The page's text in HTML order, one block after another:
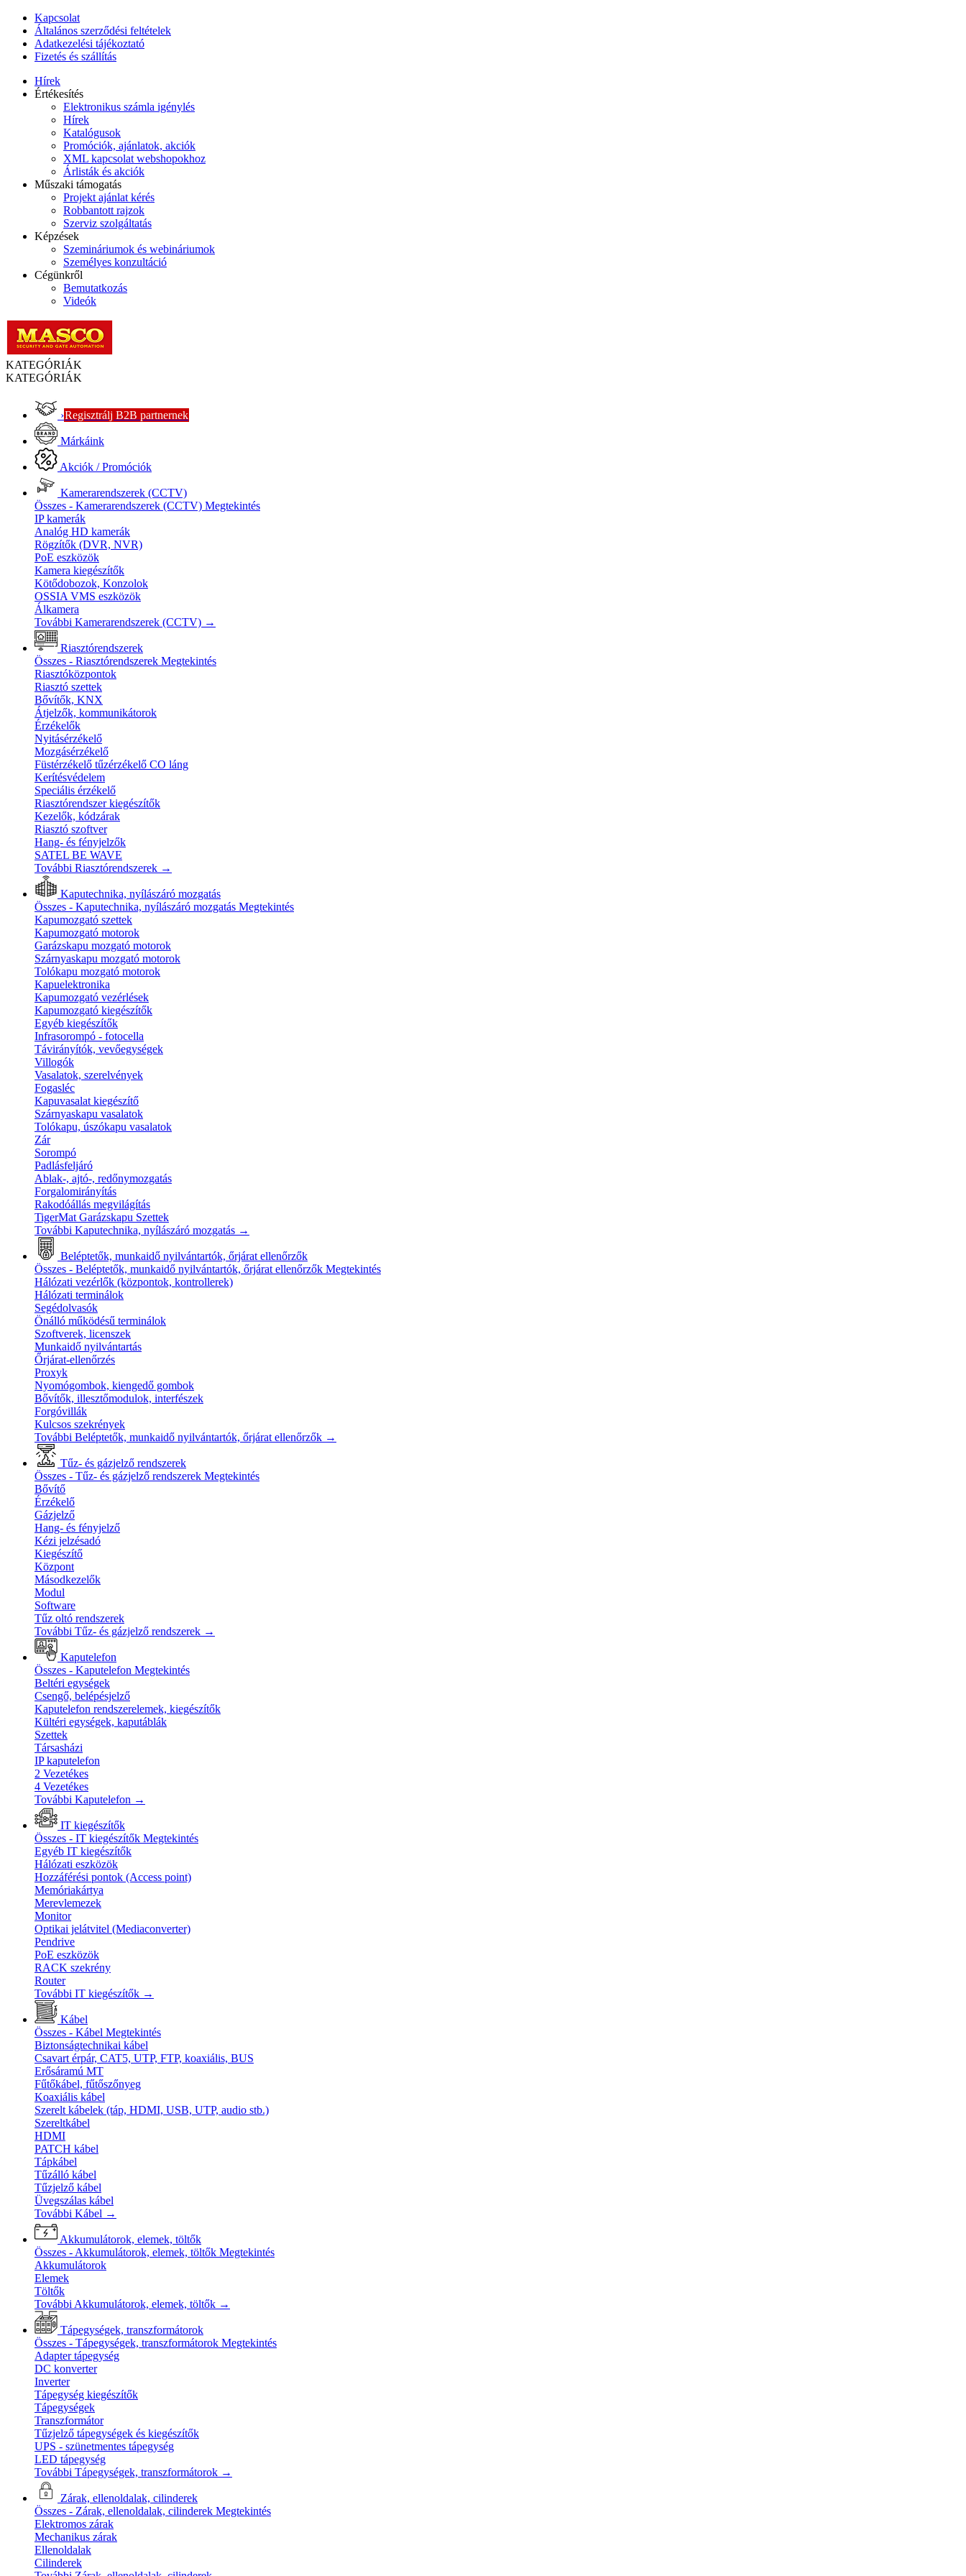
Kapcsolat
Általános szerződési feltételek
Adatkezelési tájékoztató
Fizetés és szállítás
Hírek
Értékesítés
Elektronikus számla igénylés
Hírek
Katalógusok
Promóciók, ajánlatok, akciók
XML kapcsolat webshopokhoz
Árlisták és akciók
Műszaki támogatás
Projekt ajánlat kérés
Robbantott rajzok
Szerviz szolgáltatás
Képzések
Szemináriumok és webináriumok
Személyes konzultáció
Cégünkről
Bemutatkozás
Videók
KATEGÓRIÁK
KATEGÓRIÁK
›Regisztrálj B2B partnernek
Márkáink
Akciók / Promóciók
Kamerarendszerek (CCTV)
Összes - Kamerarendszerek (CCTV) Megtekintés
IP kamerák
Analóg HD kamerák
Rögzítők (DVR, NVR)
PoE eszközök
Kamera kiegészítők
Kötődobozok, Konzolok
OSSIA VMS eszközök
Álkamera
További Kamerarendszerek (CCTV) →
Riasztórendszerek
Összes - Riasztórendszerek Megtekintés
Riasztóközpontok
Riasztó szettek
Bővítők, KNX
Átjelzők, kommunikátorok
Érzékelők
Nyitásérzékelő
Mozgásérzékelő
Füstérzékelő tűzérzékelő CO láng
Kerítésvédelem
Speciális érzékelő
Riasztórendszer kiegészítők
Kezelők, kódzárak
Riasztó szoftver
Hang- és fényjelzők
SATEL BE WAVE
További Riasztórendszerek →
Kaputechnika, nyílászáró mozgatás
Összes - Kaputechnika, nyílászáró mozgatás Megtekintés
Kapumozgató szettek
Kapumozgató motorok
Garázskapu mozgató motorok
Szárnyaskapu mozgató motorok
Tolókapu mozgató motorok
Kapuelektronika
Kapumozgató vezérlések
Kapumozgató kiegészítők
Egyéb kiegészítők
Infrasorompó - fotocella
Távirányítók, vevőegységek
Villogók
Vasalatok, szerelvények
Fogasléc
Kapuvasalat kiegészítő
Szárnyaskapu vasalatok
Tolókapu, úszókapu vasalatok
Zár
Sorompó
Padlásfeljáró
Ablak-, ajtó-, redőnymozgatás
Forgalomirányítás
Rakodóállás megvilágítás
TigerMat Garázskapu Szettek
További Kaputechnika, nyílászáró mozgatás →
Beléptetők, munkaidő nyilvántartók, őrjárat ellenőrzők
Összes - Beléptetők, munkaidő nyilvántartók, őrjárat ellenőrzők Megtekintés
Hálózati vezérlők (központok, kontrollerek)
Hálózati terminálok
Segédolvasók
Önálló működésű terminálok
Szoftverek, licenszek
Munkaidő nyilvántartás
Őrjárat-ellenőrzés
Proxyk
Nyomógombok, kiengedő gombok
Bővítők, illesztőmodulok, interfészek
Forgóvillák
Kulcsos szekrények
További Beléptetők, munkaidő nyilvántartók, őrjárat ellenőrzők →
Tűz- és gázjelző rendszerek
Összes - Tűz- és gázjelző rendszerek Megtekintés
Bővítő
Érzékelő
Gázjelző
Hang- és fényjelző
Kézi jelzésadó
Kiegészítő
Központ
Másodkezelők
Modul
Software
Tűz oltó rendszerek
További Tűz- és gázjelző rendszerek →
Kaputelefon
Összes - Kaputelefon Megtekintés
Beltéri egységek
Csengő, belépésjelző
Kaputelefon rendszerelemek, kiegészítők
Kültéri egységek, kaputáblák
Szettek
Társasházi
IP kaputelefon
2 Vezetékes
4 Vezetékes
További Kaputelefon →
IT kiegészítők
Összes - IT kiegészítők Megtekintés
Egyéb IT kiegészítők
Hálózati eszközök
Hozzáférési pontok (Access point)
Memóriakártya
Merevlemezek
Monitor
Optikai jelátvitel (Mediaconverter)
Pendrive
PoE eszközök
RACK szekrény
Router
További IT kiegészítők →
Kábel
Összes - Kábel Megtekintés
Biztonságtechnikai kábel
Csavart érpár, CAT5, UTP, FTP, koaxiális, BUS
Erősáramú MT
Fűtőkábel, fűtőszőnyeg
Koaxiális kábel
Szerelt kábelek (táp, HDMI, USB, UTP, audio stb.)
Szereltkábel
HDMI
PATCH kábel
Tápkábel
Tűzálló kábel
Tűzjelző kábel
Üvegszálas kábel
További Kábel →
Akkumulátorok, elemek, töltők
Összes - Akkumulátorok, elemek, töltők Megtekintés
Akkumulátorok
Elemek
Töltők
További Akkumulátorok, elemek, töltők →
Tápegységek, transzformátorok
Összes - Tápegységek, transzformátorok Megtekintés
Adapter tápegység
DC konverter
Inverter
Tápegység kiegészítők
Tápegységek
Transzformátor
Tűzjelző tápegységek és kiegészítők
UPS - szünetmentes tápegység
LED tápegység
További Tápegységek, transzformátorok →
Zárak, ellenoldalak, cilinderek
Összes - Zárak, ellenoldalak, cilinderek Megtekintés
Elektromos zárak
Mechanikus zárak
Ellenoldalak
Cilinderek